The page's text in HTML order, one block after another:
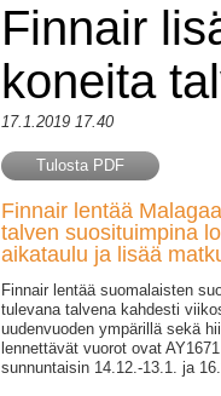
Finnair
koneita
17.1.2019 17.40
Tulosta PDF
Finnair lentää
talven suosituimpina
aikataulu ja lisää
Finnair lentää suomalaisten
tulevana talvena kahdesti
uudenvuoden ympärillä sekä
lennettävät vuorot ovat
sunnuntaisin 14.12.-13.1. ja